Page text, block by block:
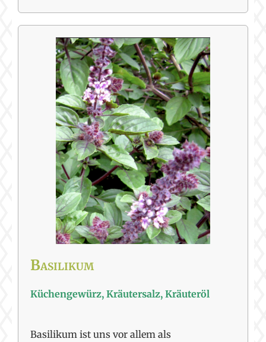
Basilikum
Küchengewürz, Kräutersalz, Kräuteröl
Basilikum ist uns vor allem als